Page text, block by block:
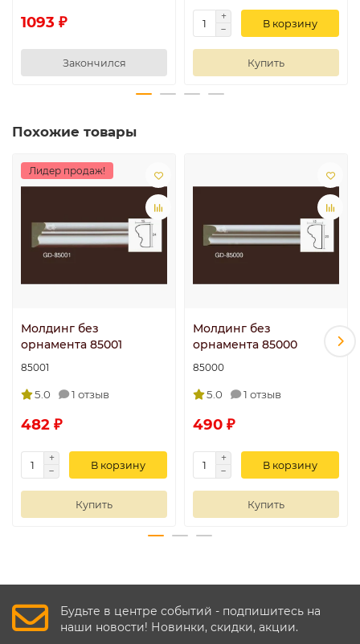
1093 ₽
Закончился
В корзину
Купить
Похожие товары
Лидер продаж!
Молдинг без
орнамента 85001
85001
5.0 1 отзыв
482 ₽
В корзину
Купить
Молдинг без
орнамента 85000
85000
5.0 1 отзыв
490 ₽
В корзину
Купить
Будьте в центре событий - подпишитесь на
наши новости! Новинки, скидки, акции.